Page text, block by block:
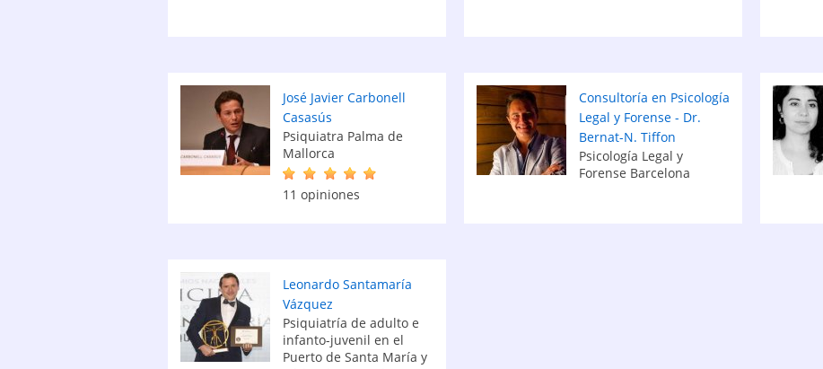
José Javier Carbonell
Casasús
Psiquiatra Palma de
Mallorca
11 opiniones
Consultoría en Psicología
Legal y Forense - Dr.
Bernat-N. Tiffon
Psicología Legal y
Forense Barcelona
Leonardo Santamaría
Vázquez
Psiquiatría de adulto e
infanto-juvenil en el
Puerto de Santa María y